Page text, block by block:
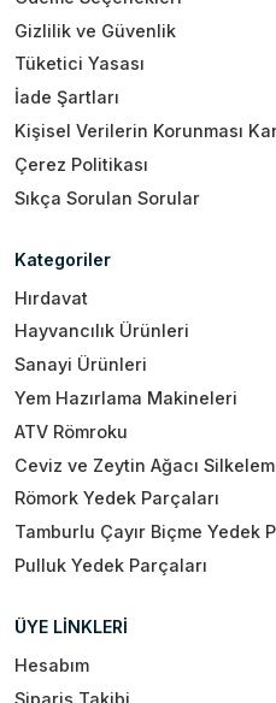
Gizlilik ve Güvenlik
Tüketici Yasası
İade Şartları
Kişisel Verilerin Korunması
Çerez Politikası
Sıkça Sorulan Sorular
Kategoriler
Hırdavat
Hayvancılık Ürünleri
Sanayi Ürünleri
Yem Hazırlama Makineleri
ATV Römroku
Ceviz ve Zeytin Ağacı
Römork Yedek Parçaları
Tamburlu Çayır Biçme Yedek
Pulluk Yedek Parçaları
ÜYE LİNKLERİ
Hesabım
Sipariş Takibi